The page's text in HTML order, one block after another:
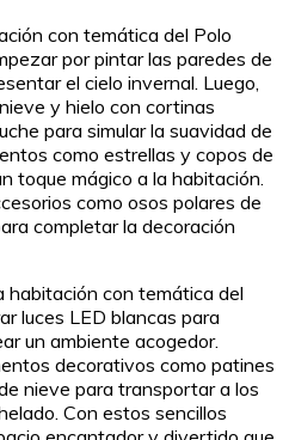
con temática del Polo
por pintar las paredes de
el cielo invernal. Luego,
y hielo con cortinas
para simular la suavidad de
como estrellas y copos de
toque mágico a la habitación.
como osos polares de
completar la decoración
habitación con temática del
luces LED blancas para
un ambiente acogedor.
decorativos como patines
nieve para transportar a los
Con estos sencillos